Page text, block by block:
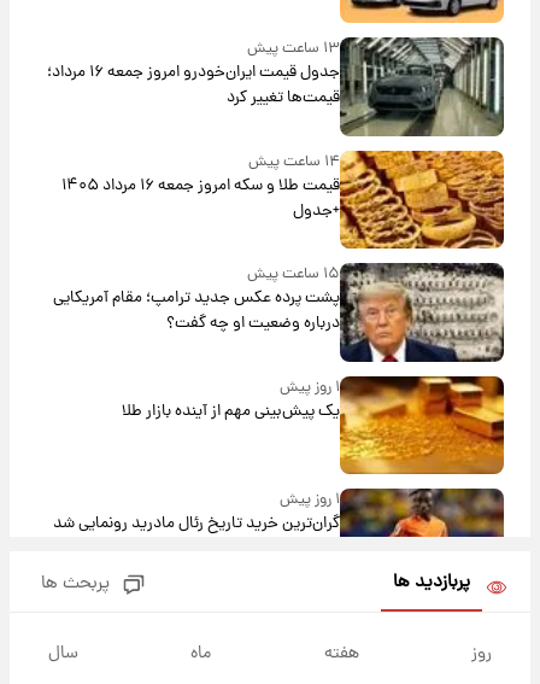
۱۳ ساعت پیش
جدول قیمت ایران‌خودرو امروز جمعه ۱۶ مرداد؛
قیمت‌ها تغییر کرد
۱۴ ساعت پیش
قیمت طلا و سکه امروز جمعه ۱۶ مرداد ۱۴۰۵
+جدول
۱۵ ساعت پیش
پشت پرده عکس جدید ترامپ؛ مقام آمریکایی
درباره وضعیت او چه گفت؟
۱ روز پیش
یک پیش‌بینی مهم از آینده بازار طلا
۱ روز پیش
گران‌ترین خرید تاریخ رئال مادرید رونمایی شد
روزها پربارش‌تر خواهند بود؟
پربازدید ها پربحث ها
روز هفته ماه سال